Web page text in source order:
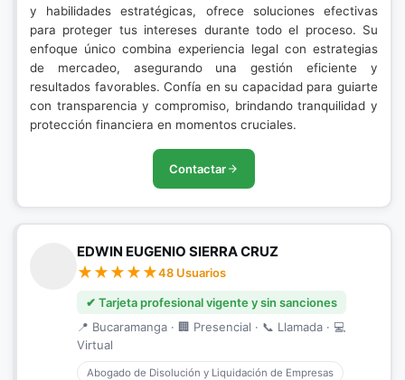
y habilidades estratégicas, ofrece soluciones efectivas
para proteger tus intereses durante todo el proceso. Su
enfoque único combina experiencia legal con estrategias
de mercadeo, asegurando una gestión eficiente y
resultados favorables. Confía en su capacidad para guiarte
con transparencia y compromiso, brindando tranquilidad y
protección financiera en momentos cruciales.
Contactar
EDWIN EUGENIO SIERRA CRUZ
48 Usuarios
✔ Tarjeta profesional vigente y sin sanciones
📍 Bucaramanga · 🏢 Presencial · 📞 Llamada · 💻
Virtual
Abogado de Disolución y Liquidación de Empresas